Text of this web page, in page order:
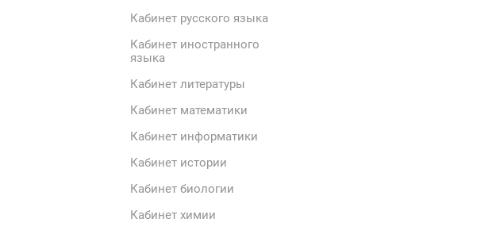
Кабинет русского языка
Кабинет иностранного
языка
Кабинет литературы
Кабинет математики
Кабинет информатики
Кабинет истории
Кабинет биологии
Кабинет химии